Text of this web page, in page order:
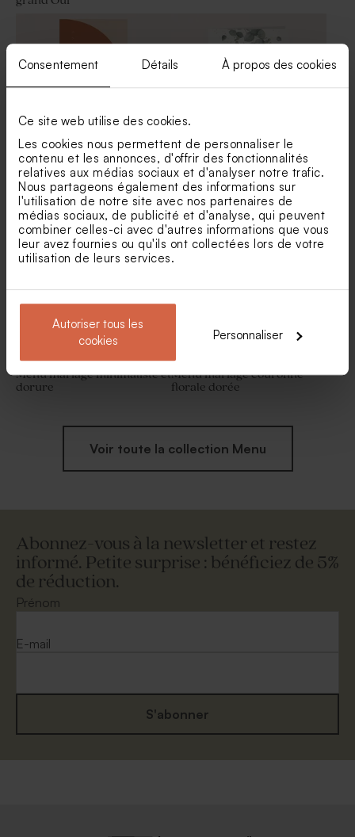
Consentement Détails À propos des cookies
Ce site web utilise des cookies.
Les cookies nous permettent de personnaliser le
contenu et les annonces, d'offrir des fonctionnalités
relatives aux médias sociaux et d'analyser notre trafic.
Nous partageons également des informations sur
l'utilisation de notre site avec nos partenaires de
médias sociaux, de publicité et d'analyse, qui peuvent
combiner celles-ci avec d'autres informations que vous
leur avez fournies ou qu'ils ont collectées lors de votre
utilisation de leurs services.
Autoriser tous les
cookies
Personnaliser
Carte d'invitation mariage
terracotta et alliances
Sticker mariage terracotta et
alliances dorées
Etiquette mariage terracotta
et dorure
Save the date mariage
terracotta et alliances
dorées
Carte menu mariage
terracotta graphique
Menu mariage fleurs
eucalyptus et dorure
Menu mariage minimaliste et
dorure
Menu mariage couronne
florale dorée
Voir toute la collection Menu
Abonnez-vous à la newsletter et restez
informé. Petite surprise : bénéficiez de 5%
de réduction.
Prénom
E-mail
S'abonner